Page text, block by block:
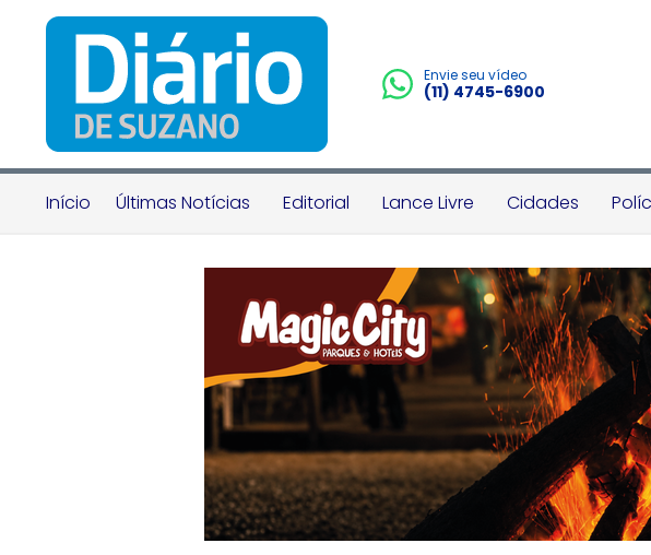
Envie seu vídeo
(11) 4745-6900
Início Últimas Notícias Editorial Lance Livre Cidades